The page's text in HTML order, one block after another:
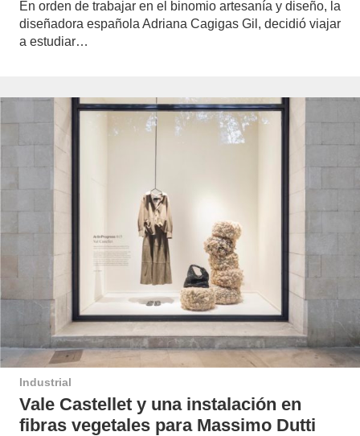
En orden de trabajar en el binomio artesanía y diseño, la
diseñadora española Adriana Cagigas Gil, decidió viajar
a estudiar…
Industrial
Vale Castellet y una instalación en
fibras vegetales para Massimo Dutti